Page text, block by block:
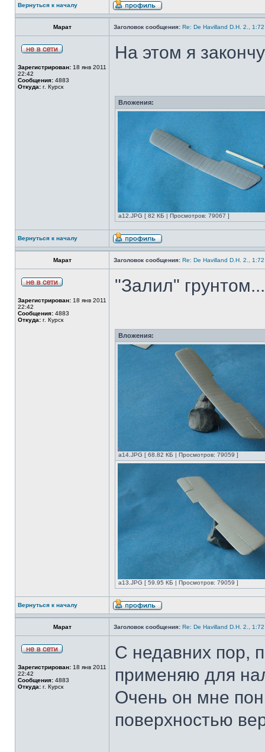
Вернуться к началу
Марат Заголовок сообщения: Re: De Havilland D.H. 2.,
Зарегистрирован: 18 янв 2011
22:42
Сообщения: 4883
Откуда: г. Курск
На этом я
Вложения:
а12.JPG [ 82 КБ | Просмотров: 79067 ]
Вернуться к началу
Марат Заголовок сообщения: Re: De Havilland D.H. 2.,
Зарегистрирован: 18 янв 2011
22:42
Сообщения: 4883
Откуда: г. Курск
"Залил" грунтом...
Вложения:
а14.JPG [ 68.82 КБ | Просмотров: 79059 ]
а13.JPG [ 59.95 КБ | Просмотров: 79059 ]
Вернуться к началу
Марат Заголовок сообщения: Re: De Havilland D.H. 2.,
Зарегистрирован: 18 янв 2011
22:42
Сообщения: 4883
Откуда: г. Курск
С недавних пор,
применяю для
Очень он мне
поверхностью